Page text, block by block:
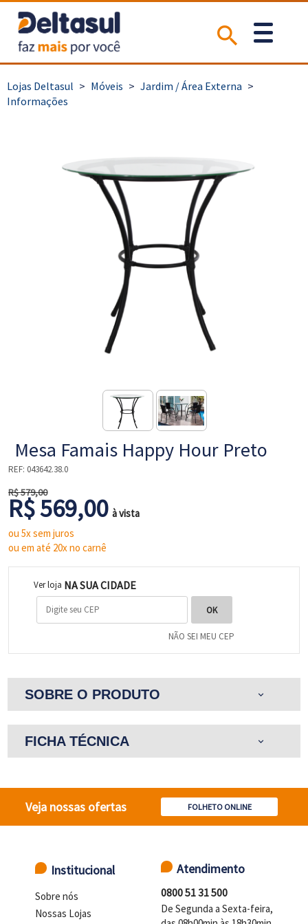
> Móveis > Jardim / Área Externa >
Informações
Mesa Famais Happy Hour Preto
REF: 043642.38.0
R$ 579,00
R$ 569,00à vista
ou 5x sem juros
ou em até 20x no carnê
Ver loja NA SUA CIDADE
NÃO SEI MEU CEP
SOBRE O PRODUTO expand_more
FICHA TÉCNICA expand_more
Veja nossas ofertas FOLHETO ONLINE
Institucional
Sobre nós
Nossas Lojas
Atendimento
0800 51 31 500
De Segunda a Sexta-feira,